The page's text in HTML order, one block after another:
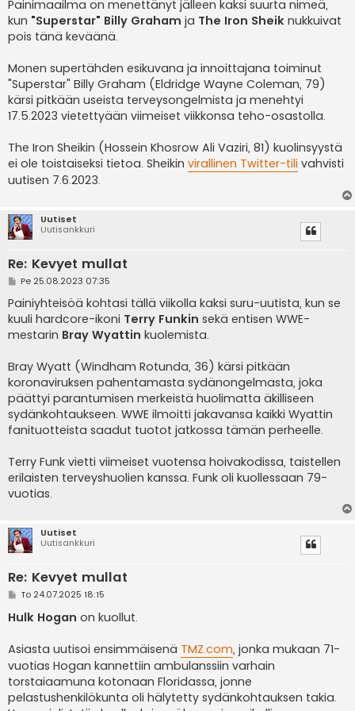
s
t
i
Painimaailma on menettänyt jälleen kaksi suurta nimeä,
kun "Superstar" Billy Graham ja The Iron Sheik nukkuivat
pois tänä keväänä.
Monen supertähden esikuvana ja innoittajana toiminut
"Superstar" Billy Graham (Eldridge Wayne Coleman, 79)
kärsi pitkään useista terveysongelmista ja menehtyi
17.5.2023 vietettyään viimeiset viikkonsa teho-osastolla.
The Iron Sheikin (Hossein Khosrow Ali Vaziri, 81) kuolinsyystä
ei ole toistaiseksi tietoa. Sheikin virallinen Twitter-tili vahvisti
uutisen 7.6.2023.
Uutiset
Uutisankkuri
Re: Kevyet mullat
V
e
s
t
i
Pe 25.08.2023 07:35
Painiyhteisöä kohtasi tällä viikolla kaksi suru-uutista, kun se
kuuli hardcore-ikoni Terry Funkin sekä entisen WWE-
mestarin Bray Wyattin kuolemista.
Bray Wyatt (Windham Rotunda, 36) kärsi pitkään
koronaviruksen pahentamasta sydänongelmasta, joka
päättyi parantumisen merkeistä huolimatta äkilliseen
sydänkohtaukseen. WWE ilmoitti jakavansa kaikki Wyattin
fanituotteista saadut tuotot jatkossa tämän perheelle.
Terry Funk vietti viimeiset vuotensa hoivakodissa, taistellen
erilaisten terveyshuolien kanssa. Funk oli kuollessaan 79-
vuotias.
Uutiset
Uutisankkuri
Re: Kevyet mullat
V
e
s
i
To 24.07.2025 18:15
Hulk Hogan on kuollut.
Asiasta uutisoi ensimmäisenä TMZ.com, jonka mukaan 71-
vuotias Hogan kannettiin ambulanssiin varhain
torstaiaamuna kotonaan Floridassa, jonne
pelastushenkilökunta oli hälytetty sydänkohtauksen takia.